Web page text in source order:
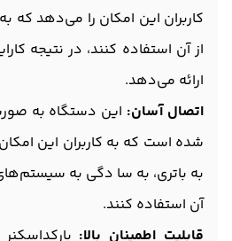
کاربران این امکان را می‌دهد که
از آن استفاده کنند، در نتیجه
ارائه می‌دهد.
اتصال آسان:
شده است که به کاربران این
به باتری، به سا دگی به
آن استفاده کنند.
قابلیت اطمینان بالا: